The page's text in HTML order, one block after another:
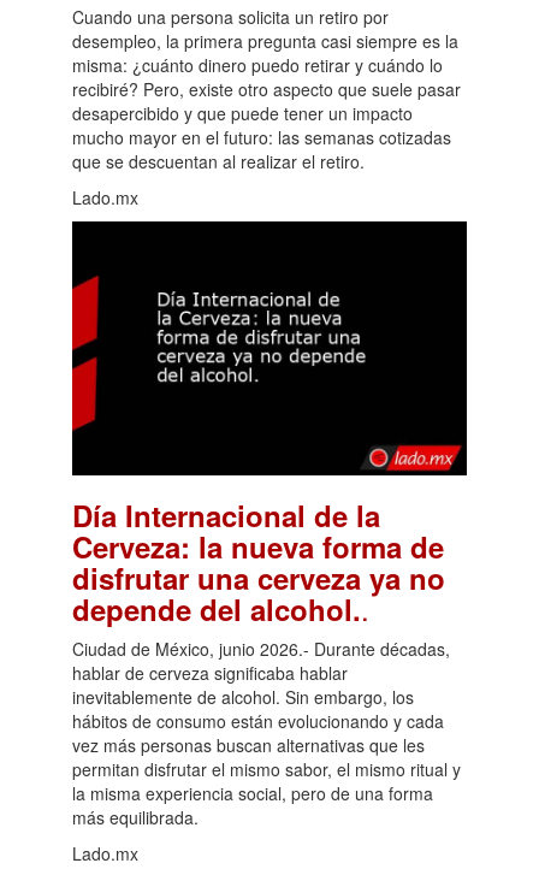
Cuando una persona solicita un retiro por
desempleo, la primera pregunta casi siempre es la
misma: ¿cuánto dinero puedo retirar y cuándo lo
recibiré? Pero, existe otro aspecto que suele pasar
desapercibido y que puede tener un impacto
mucho mayor en el futuro: las semanas cotizadas
que se descuentan al realizar el retiro.
Lado.mx
Día Internacional de la
Cerveza: la nueva forma de
disfrutar una cerveza ya no
depende del alcohol..
Ciudad de México, junio 2026.- Durante décadas,
hablar de cerveza significaba hablar
inevitablemente de alcohol. Sin embargo, los
hábitos de consumo están evolucionando y cada
vez más personas buscan alternativas que les
permitan disfrutar el mismo sabor, el mismo ritual y
la misma experiencia social, pero de una forma
más equilibrada.
Lado.mx